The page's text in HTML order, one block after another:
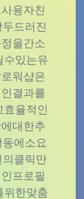
용자친
드러진
을간소
수있는유
워샵은
결과를
율적인
대한추
에소요
클릭만
프로필
위한맞춤